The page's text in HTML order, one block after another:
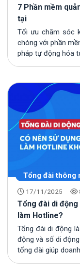
7 Phần mềm
tại
Tối ưu chăm sóc
chóng với phần
pháp tự động hóa
Tổng đài thông
17/11/2025
Tổng đài di
làm Hotline?
Tổng đài di động
động và số di
tổng đài giúp